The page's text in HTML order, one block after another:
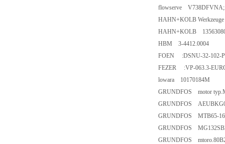
flowserve
HAHN+KOLB
HAHN+KOLB
HBM 3-4412.0004
FOEN :DSNU-32-102-
FEZER :VP-063.3-
lowara 10170184M
GRUNDFOS motor
GRUNDFOS
GRUNDFOS MTB65-
GRUNDFOS
GRUNDFOS